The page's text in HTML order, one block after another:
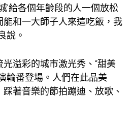
’給各個年齡段的人一個放松
和一大師子人來這吃飯，我
說。
溢彩的城市激光秀、“甜美
輪番登場。人們在此品美
著音樂的節拍蹦迪、放歌、